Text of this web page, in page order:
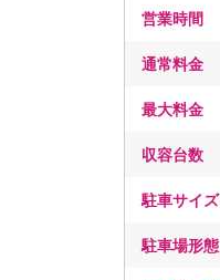
営業時間
通常料金
最大料金
収容台数
駐車サイズ
駐車場形態